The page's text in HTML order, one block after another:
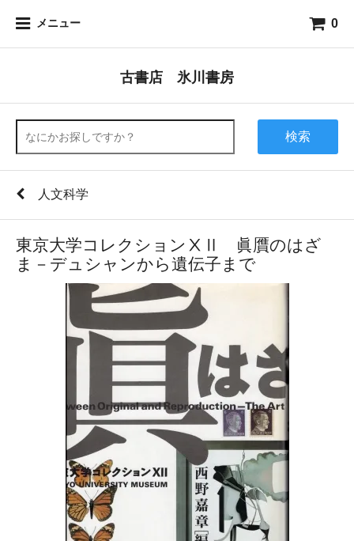
メニュー 0
古書店 氷川書房
検索
人文科学
東京大学コレクションⅩⅡ 眞贋のはざ
ま－デュシャンから遺伝子まで